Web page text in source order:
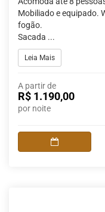
Mobiliado e equipado.
fogão.
Sacada ...
Leia Mais
A partir de
R$ 1.190,00
por noite